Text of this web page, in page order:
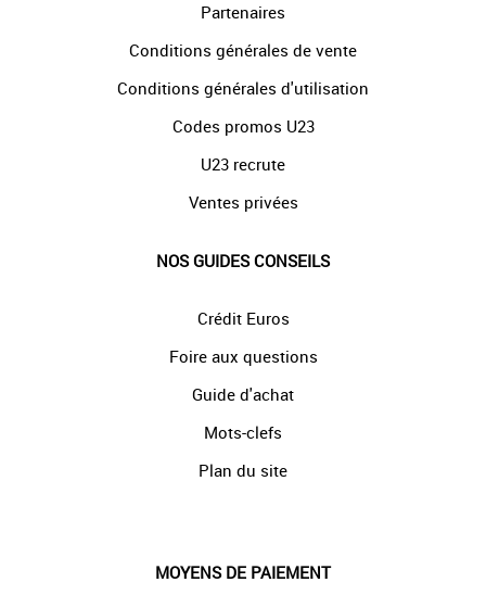
Partenaires
Conditions générales de vente
Conditions générales d'utilisation
Codes promos U23
U23 recrute
Ventes privées
NOS GUIDES CONSEILS
Crédit Euros
Foire aux questions
Guide d'achat
Mots-clefs
Plan du site
MOYENS DE PAIEMENT